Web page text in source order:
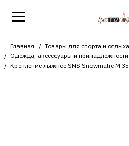
Главная
Товары для спорта и отдыха
Одежда, аксессуары и принадлежности
Крепление лыжное SNS Snowmatic M